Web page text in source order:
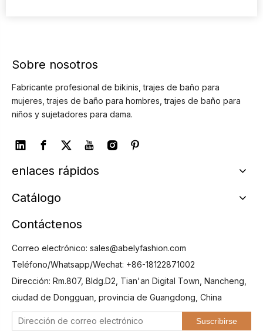
Sobre nosotros
Fabricante profesional de bikinis, trajes de baño para
mujeres, trajes de baño para hombres, trajes de baño para
niños y sujetadores para dama.
enlaces rápidos
Catálogo
Contáctenos
Correo electrónico: sales@abelyfashion.com
Teléfono/Whatsapp/Wechat: +86-18122871002
Dirección: Rm.807, Bldg.D2, Tian'an Digital Town, Nancheng,
ciudad de Dongguan, provincia de Guangdong, China
Suscribirse